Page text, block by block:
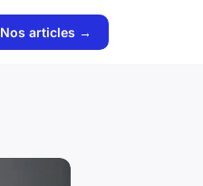
Nos articles →